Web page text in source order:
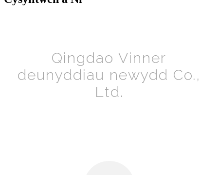
Qingdao Vinner
deunyddiau newydd Co.,
Ltd.